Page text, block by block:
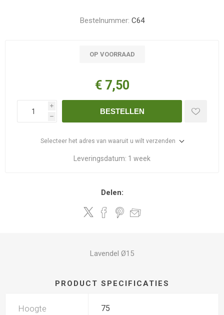
Bestelnummer: C64
OP VOORRAAD
€ 7,50
i
h
BESTELLEN
Selecteer het adres van waaruit u wilt verzenden
Leveringsdatum: 1 week
Delen:
Lavendel Ø15
PRODUCT SPECIFICATIES
Hoogte 75